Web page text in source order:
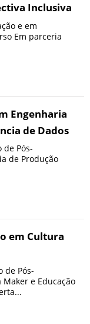
Inclusiva
e em
Em parceria
Engenharia
de Dados
de Pós-
de Produção
em Cultura
de Pós-
e Educação